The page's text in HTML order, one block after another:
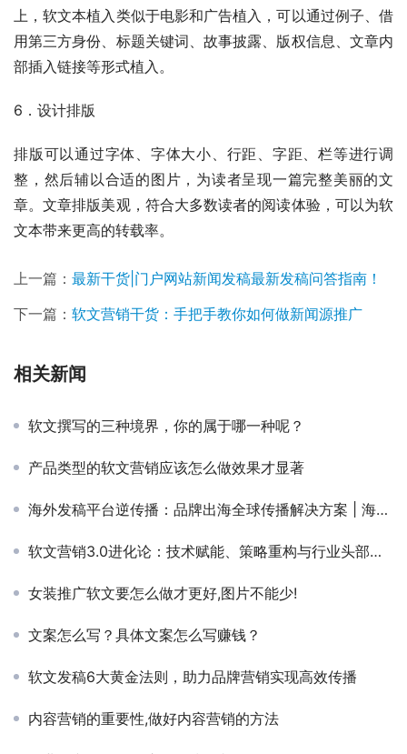
上，软文本植入类似于电影和广告植入，可以通过例子、借
用第三方身份、标题关键词、故事披露、版权信息、文章内
部插入链接等形式植入。
6．设计排版
排版可以通过字体、字体大小、行距、字距、栏等进行调
整，然后辅以合适的图片，为读者呈现一篇完整美丽的文
章。文章排版美观，符合大多数读者的阅读体验，可以为软
文本带来更高的转载率。
上一篇： 最新干货|门户网站新闻发稿最新发稿问答指南！
下一篇： 软文营销干货：手把手教你如何做新闻源推广
相关新闻
软文撰写的三种境界，你的属于哪一种呢？
产品类型的软文营销应该怎么做效果才显著
海外发稿平台逆传播：品牌出海全球传播解决方案 | 海外媒体发稿实操指南
软文营销3.0进化论：技术赋能、策略重构与行业头部服务商竞争力解析
女装推广软文要怎么做才更好,图片不能少!
文案怎么写？具体文案怎么写赚钱？
软文发稿6大黄金法则，助力品牌营销实现高效传播
内容营销的重要性,做好内容营销的方法